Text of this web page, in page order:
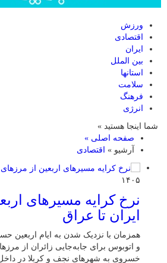
ورزش
اقتصادی
ایران
بین الملل
استانها
سلامت
فرهنگ
انرژی
شما اینجا هستید »
صفحه اصلی »
آرشیو » اقتصادی
۱۴۰۵
نرخ کرایه مسیرهای
ایران تا عراق
همزمان با نزدیک شدن به ایام اربعین
و اتوبوس برای جابه‌جایی زائران از
خسروی به شهرهای نجف و کربلا در